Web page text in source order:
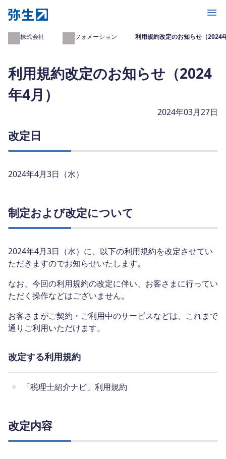
開く
弥生株式会社 インフォメーション 利用規約改定のお知らせ（2024
利用規約改定のお知らせ（2024
年4月）
2024年03月27日
改定日
2024年4月3日（水）
制定および改定について
2024年4月3日（水）に、以下の利用規約を改定させてい
ただきますのでお知らせいたします。
なお、今回の利用規約の改定に伴い、お客さまに行ってい
ただく操作などはございません。
お客さまがご契約・ご利用中のサービスなどは、これまで
通りご利用いただけます。
改定する利用規約
「税理士紹介ナビ」利用規約
改定内容